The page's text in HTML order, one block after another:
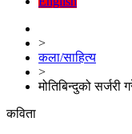
>
कला/साहित्य
>
मोतिबिन्दुको
कविता